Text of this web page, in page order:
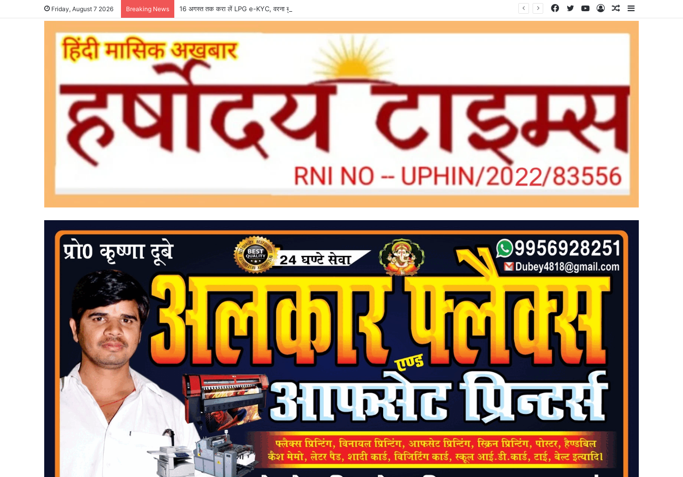
Friday, August 7 2026 Breaking News 16 अगस्त तक करा लें LPG e-KYC, वरना बुकिंग और सब्सिडी में हो सकती है दिक्कत Sidebar
Random
Log
YouTube
Twitter
Facebook